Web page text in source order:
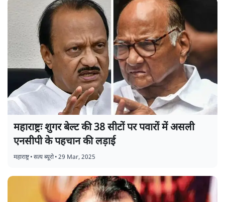
महाराष्ट्रः शुगर बेल्ट की 38 सीटों पर पवारों में असली
एनसीपी के पहचान की लड़ाई
महाराष्ट्र•सत्य ब्यूरो•29 Mar, 2025